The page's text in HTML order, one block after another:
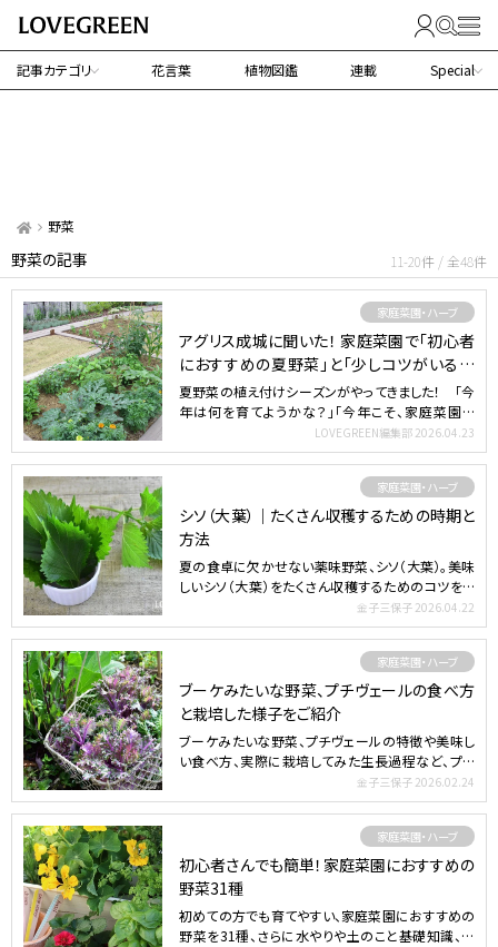
記事カテゴリ 花言葉 植物図鑑 連載 Special
野菜
野菜の記事 11-20件 / 全48件
家庭菜園・ハーブ
アグリス成城に聞いた！ 家庭菜園で「初心者
におすすめの夏野菜」と「少しコツがいる夏
野菜」
夏野菜の植え付けシーズンがやってきました！ 「今
年は何を育てようかな？」「今年こそ、家庭菜園デ
LOVEGREEN編集部 2026.04.23
家庭菜園・ハーブ
シソ（大葉）｜たくさん収穫するための時期と
方法
夏の食卓に欠かせない薬味野菜、シソ（大葉）。美味
しいシソ（大葉）をたくさん収穫するためのコツをご
金子三保子 2026.04.22
家庭菜園・ハーブ
ブーケみたいな野菜、プチヴェールの食べ方
と栽培した様子をご紹介
ブーケみたいな野菜、プチヴェールの特徴や美味し
い食べ方、実際に栽培してみた生長過程など、プチ
金子三保子 2026.02.24
家庭菜園・ハーブ
初心者さんでも簡単！家庭菜園におすすめの
野菜31種
初めての方でも育てやすい、家庭菜園におすすめの
野菜を31種、さらに水やりや土のこと基礎知識、用